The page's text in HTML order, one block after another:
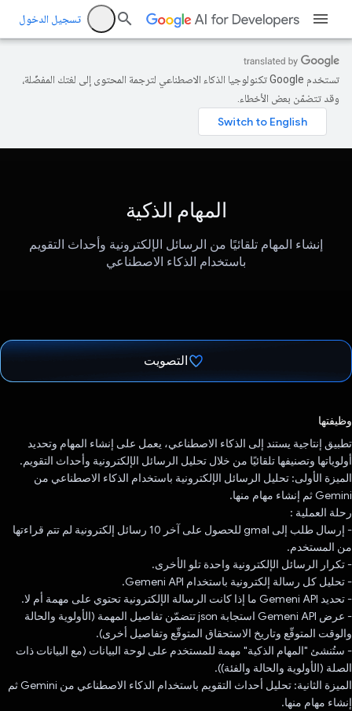
تسجيل الدخول
تستخدم Google تكنولوجيا الذكاء الاصطناعي لترجمة المحتوى إلى لغتك المفضّلة،
وقد تتضمّن بعض الأخطاء.
المهام الذكية
إنشاء المهام تلقائيًا من الرسائل الإلكترونية وأحداث التقويم
باستخدام الذكاء الاصطناعي
التصويت
وظيفتها
تطبيق إنتاجية يستند إلى الذكاء الاصطناعي، يعمل على إنشاء المهام وتحديد
أولوياتها وتصنيفها تلقائيًا من خلال تحليل الرسائل الإلكترونية وأحداث التقويم.
الميزة الأولى: تحليل الرسائل الإلكترونية باستخدام الذكاء الاصطناعي من
Gemini ثم إنشاء مهام منها.
رحلة العملية :
- إرسال طلب إلى gmal للحصول على آخر 10 رسائل إلكترونية لم تتم قراءتها
من المستخدم.
- تكرار الرسائل الإلكترونية واحدة تلو الأخرى.
- تحليل كل رسالة إلكترونية باستخدام Gemeni API.
- تحديد Gemeni API ما إذا كانت الرسالة الإلكترونية تحتوي على مهمة أم لا.
- عرض Gemeni API استجابة json تتضمّن تفاصيل المهمة (الأولوية والحالة
والوقت المتوقّع وتاريخ الاستحقاق المتوقّع وتفاصيل أخرى).
- ستُنشئ "المهام الذكية" مهمة للمستخدم على لوحة البيانات (مع البيانات ذات
الصلة (الأولوية والحالة والفئة)).
الميزة الثانية: تحليل أحداث التقويم باستخدام الذكاء الاصطناعي من Gemini ثم
إنشاء مهام منها.